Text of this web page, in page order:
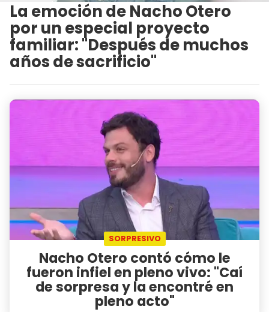
La emoción de Nacho Otero
por un especial proyecto
familiar: "Después de muchos
años de sacrificio"
SORPRESIVO
Nacho Otero contó cómo le
fueron infiel en pleno vivo: "Caí
de sorpresa y la encontré en
pleno acto"